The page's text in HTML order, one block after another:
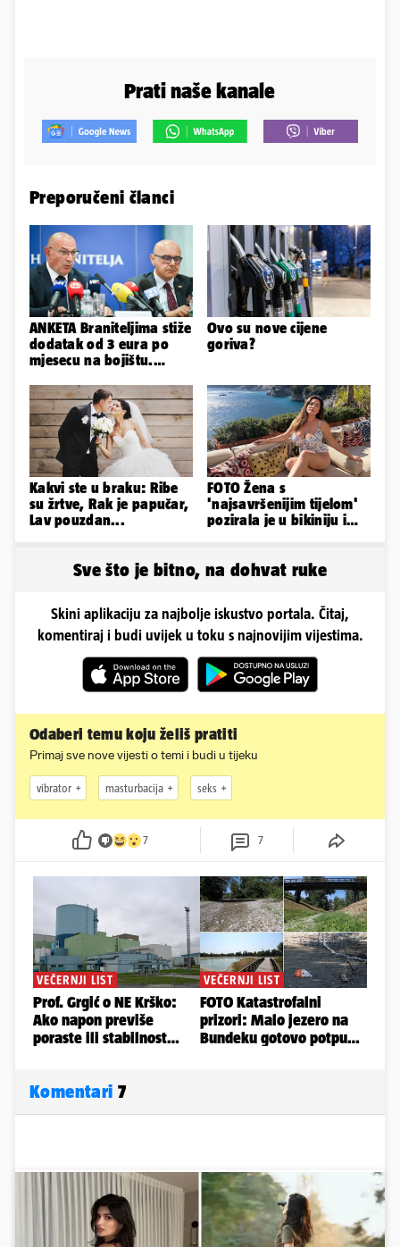
Prati naše kanale
Preporučeni članci
ANKETA Braniteljima stiže
dodatak od 3 eura po
mjesecu na bojištu.
Ovo su nove cijene
goriva?
Kakvi ste u braku: Ribe
su žrtve, Rak je papučar,
Lav pouzdan...
FOTO Žena s
'najsavršenijim tijelom'
pozirala je u bikiniju i
Sve što je bitno, na dohvat ruke
Skini aplikaciju za najbolje iskustvo portala. Čitaj,
komentiraj i budi uvijek u toku s najnovijim vijestima.
Odaberi temu koju želiš pratiti
Primaj sve nove vijesti o temi i budi u tijeku
vibrator masturbacija seks
7 7
Komentari 7